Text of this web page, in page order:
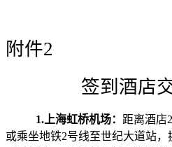
附件2
签到酒店
1.上海虹桥机场： 距离酒店
或乘坐地铁2号线至世纪大道站